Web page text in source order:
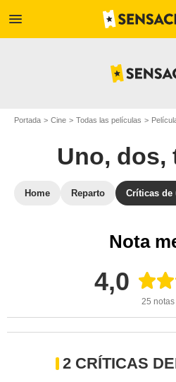
menu
Portada Cine Todas las películas
Uno, dos,
Home Reparto Críticas de
Nota
4,0
25 notas
2 CRÍTICAS